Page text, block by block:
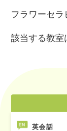
フラワーセラ
該当する教室
英会話